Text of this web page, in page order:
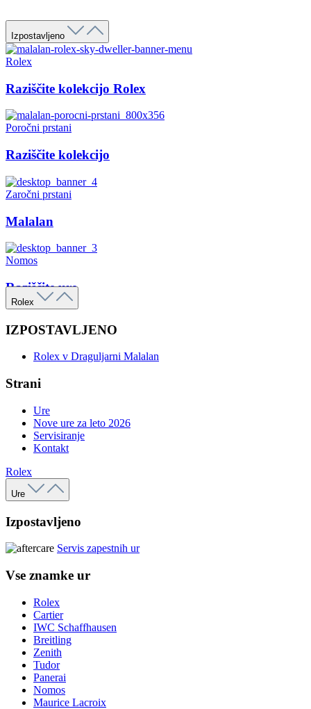
Izpostavljeno
Rolex
Raziščite kolekcijo Rolex
Poročni prstani
Raziščite kolekcijo
Zaročni prstani
Malalan
Nomos
Raziščite ure
Rolex
IZPOSTAVLJENO
Rolex v Draguljarni Malalan
Strani
Ure
Nove ure za leto 2026
Servisiranje
Kontakt
Rolex
Ure
Izpostavljeno
Servis zapestnih ur
Vse znamke ur
Rolex
Cartier
IWC Schaffhausen
Breitling
Zenith
Tudor
Panerai
Nomos
Maurice Lacroix